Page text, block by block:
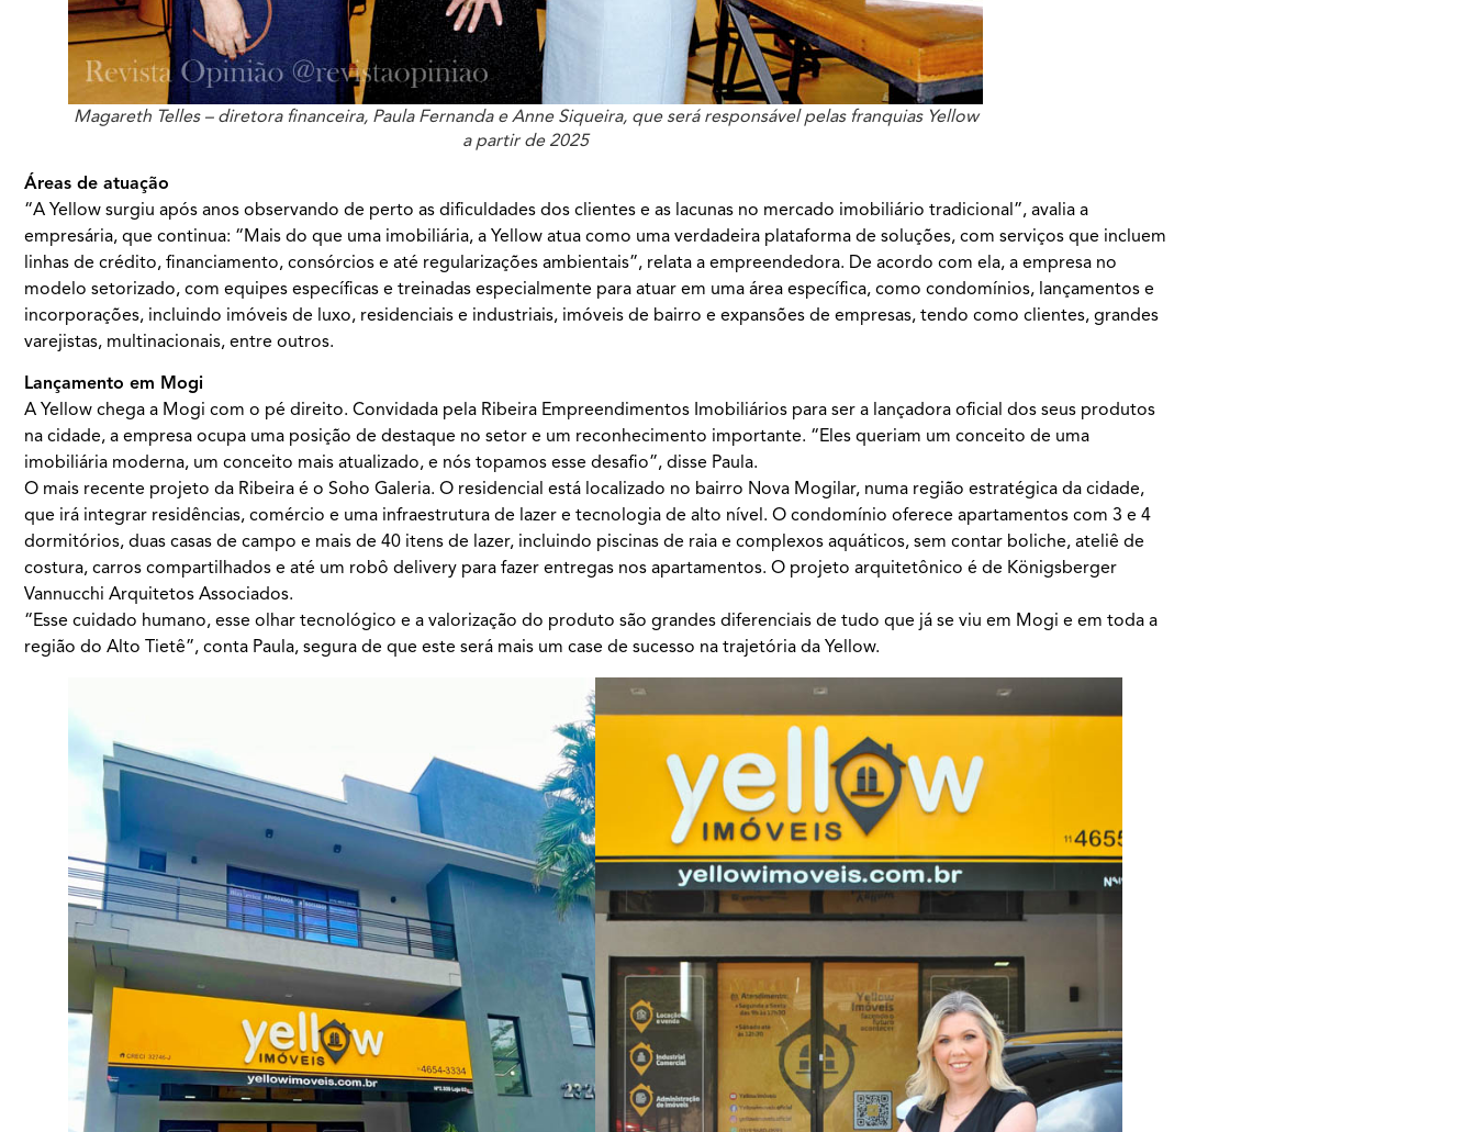
Magareth Telles – diretora financeira, Paula Fernanda e Anne Siqueira, que será responsável pelas franquias Yellow
a partir de 2025
Áreas de atuação
“A Yellow surgiu após anos observando de perto as dificuldades dos clientes e as lacunas no mercado imobiliário tradicional”, avalia a
empresária, que continua: “Mais do que uma imobiliária, a Yellow atua como uma verdadeira plataforma de soluções, com serviços que incluem
linhas de crédito, financiamento, consórcios e até regularizações ambientais”, relata a empreendedora. De acordo com ela, a empresa no
modelo setorizado, com equipes específicas e treinadas especialmente para atuar em uma área específica, como condomínios, lançamentos e
incorporações, incluindo imóveis de luxo, residenciais e industriais, imóveis de bairro e expansões de empresas, tendo como clientes, grandes
varejistas, multinacionais, entre outros.
Lançamento em Mogi
A Yellow chega a Mogi com o pé direito. Convidada pela Ribeira Empreendimentos Imobiliários para ser a lançadora oficial dos seus produtos
na cidade, a empresa ocupa uma posição de destaque no setor e um reconhecimento importante. “Eles queriam um conceito de uma
imobiliária moderna, um conceito mais atualizado, e nós topamos esse desafio”, disse Paula.
O mais recente projeto da Ribeira é o Soho Galeria. O residencial está localizado no bairro Nova Mogilar, numa região estratégica da cidade,
que irá integrar residências, comércio e uma infraestrutura de lazer e tecnologia de alto nível. O condomínio oferece apartamentos com 3 e 4
dormitórios, duas casas de campo e mais de 40 itens de lazer, incluindo piscinas de raia e complexos aquáticos, sem contar boliche, ateliê de
costura, carros compartilhados e até um robô delivery para fazer entregas nos apartamentos. O projeto arquitetônico é de Königsberger
Vannucchi Arquitetos Associados.
“Esse cuidado humano, esse olhar tecnológico e a valorização do produto são grandes diferenciais de tudo que já se viu em Mogi e em toda a
região do Alto Tietê”, conta Paula, segura de que este será mais um case de sucesso na trajetória da Yellow.